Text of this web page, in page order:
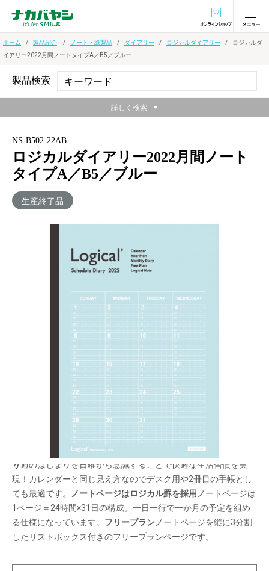
オンラインショ
ホーム 製品紹介 ノート・紙製品 ダイアリー ロジカルダイアリー
ロジカルダ
イアリー2022月間ノートタイプA／B5／ブルー
NS-B502-22AB
ロジカルダイアリー2022月間ノート
タイプA／B5／ブルー
生産終了品
一年間安心して使えるロジカルダイアリー。1 冊
目にも2 冊目にも！
メーカー希望小売価格：
エンボス加工を施した上品な風合いの表紙が特徴のAタイプ。気
品あるペールトーンの表紙で女性も男性も使いやすい！
り 週のはじまりを日曜から意識することで快適な生活習慣を実
現！カレンダーと同じ見え方なのでデスク用や2冊目の手帳とし
ても最適です。
ノートページはロジカル罫を採用 ノートページは
1ページ＝24時間×31日の構成。一日一行で一か月の予定を組め
る仕様になっています。 フリープラン ノートページを縦に3分割
したリストボックス付きのフリープランページです。
製品検索
詳しく検索